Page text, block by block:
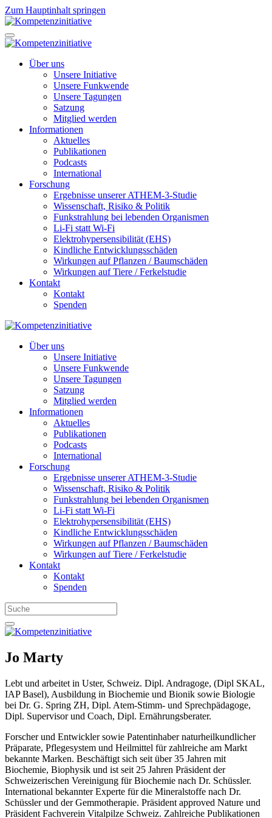
Zum Hauptinhalt springen
Über uns
Unsere Initiative
Unsere Funkwende
Unsere Tagungen
Satzung
Mitglied werden
Informationen
Aktuelles
Publikationen
Podcasts
International
Forschung
Ergebnisse unserer ATHEM-3-Studie
Wissenschaft, Risiko & Politik
Funkstrahlung bei lebenden Organismen
Li-Fi statt Wi-Fi
Elektrohypersensibilität (EHS)
Kindliche Entwicklungsschäden
Wirkungen auf Pflanzen / Baumschäden
Wirkungen auf Tiere / Ferkelstudie
Kontakt
Kontakt
Spenden
Über uns
Unsere Initiative
Unsere Funkwende
Unsere Tagungen
Satzung
Mitglied werden
Informationen
Aktuelles
Publikationen
Podcasts
International
Forschung
Ergebnisse unserer ATHEM-3-Studie
Wissenschaft, Risiko & Politik
Funkstrahlung bei lebenden Organismen
Li-Fi statt Wi-Fi
Elektrohypersensibilität (EHS)
Kindliche Entwicklungsschäden
Wirkungen auf Pflanzen / Baumschäden
Wirkungen auf Tiere / Ferkelstudie
Kontakt
Kontakt
Spenden
Jo Marty
Lebt und arbeitet in Uster, Schweiz. Dipl. Andragoge, (Dipl SKAL,
IAP Basel), Ausbildung in Biochemie und Bionik sowie Biologie
bei Dr. G. Spring ZH, Dipl. Atem-Stimm- und Sprechpädagoge,
Dipl. Supervisor und Coach, Dipl. Ernährungsberater.
Forscher und Entwickler sowie Patentinhaber naturheilkundlicher
Präparate, Pflegesystem und Heilmittel für zahlreiche am Markt
bekannte Marken. Beschäftigt sich seit über 35 Jahren mit
Biochemie, Biophysik und ist seit 25 Jahren Präsident der
Schweizerischen Vereinigung für Biochemie nach Dr. Schüssler.
International bekannter Experte für die Mineralstoffe nach Dr.
Schüssler und der Gemmotherapie. Präsident approved Nature und
Präsident Fachverein Vitalpilze Schweiz. Zahlreiche Publikationen